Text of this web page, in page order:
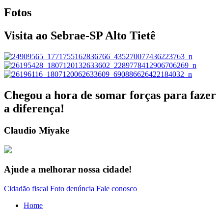
Fotos
Visita ao Sebrae-SP Alto Tietê
Chegou a hora de somar forças para fazer
a diferença!
Claudio Miyake
Ajude a melhorar nossa cidade!
Cidadão fiscal Foto denúncia Fale conosco
Home